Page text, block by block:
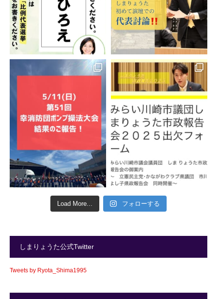
Load More... フォローする
しまりょうた公式Twitter
Tweets by Ryota_Shima1995